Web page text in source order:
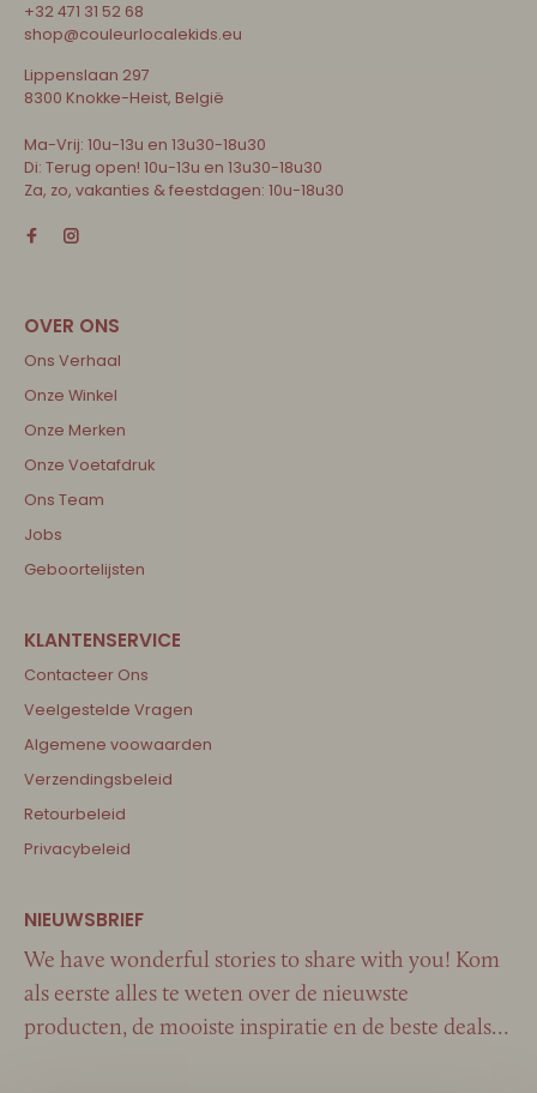
+32 471 31 52 68
shop@couleurlocalekids.eu
Lippenslaan 297
8300 Knokke-Heist, België
Ma-Vrij: 10u-13u en 13u30-18u30
Di: Terug open! 10u-13u en 13u30-18u30
Za, zo, vakanties & feestdagen: 10u-18u30
Ons Verhaal
Onze Winkel
Onze Merken
Onze Voetafdruk
Ons Team
Jobs
Geboortelijsten
Contacteer Ons
Veelgestelde Vragen
Algemene voowaarden
Verzendingsbeleid
Retourbeleid
Privacybeleid
We have wonderful stories to share with you! Kom
als eerste alles te weten over de nieuwste
producten, de mooiste inspiratie en de beste deals…